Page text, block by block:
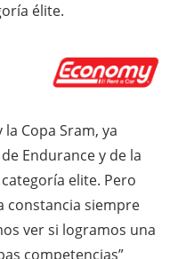
élite.
Copa Sram, ya
Endurance y de la
elite. Pero
constancia siempre
ver si logramos una
competencias”